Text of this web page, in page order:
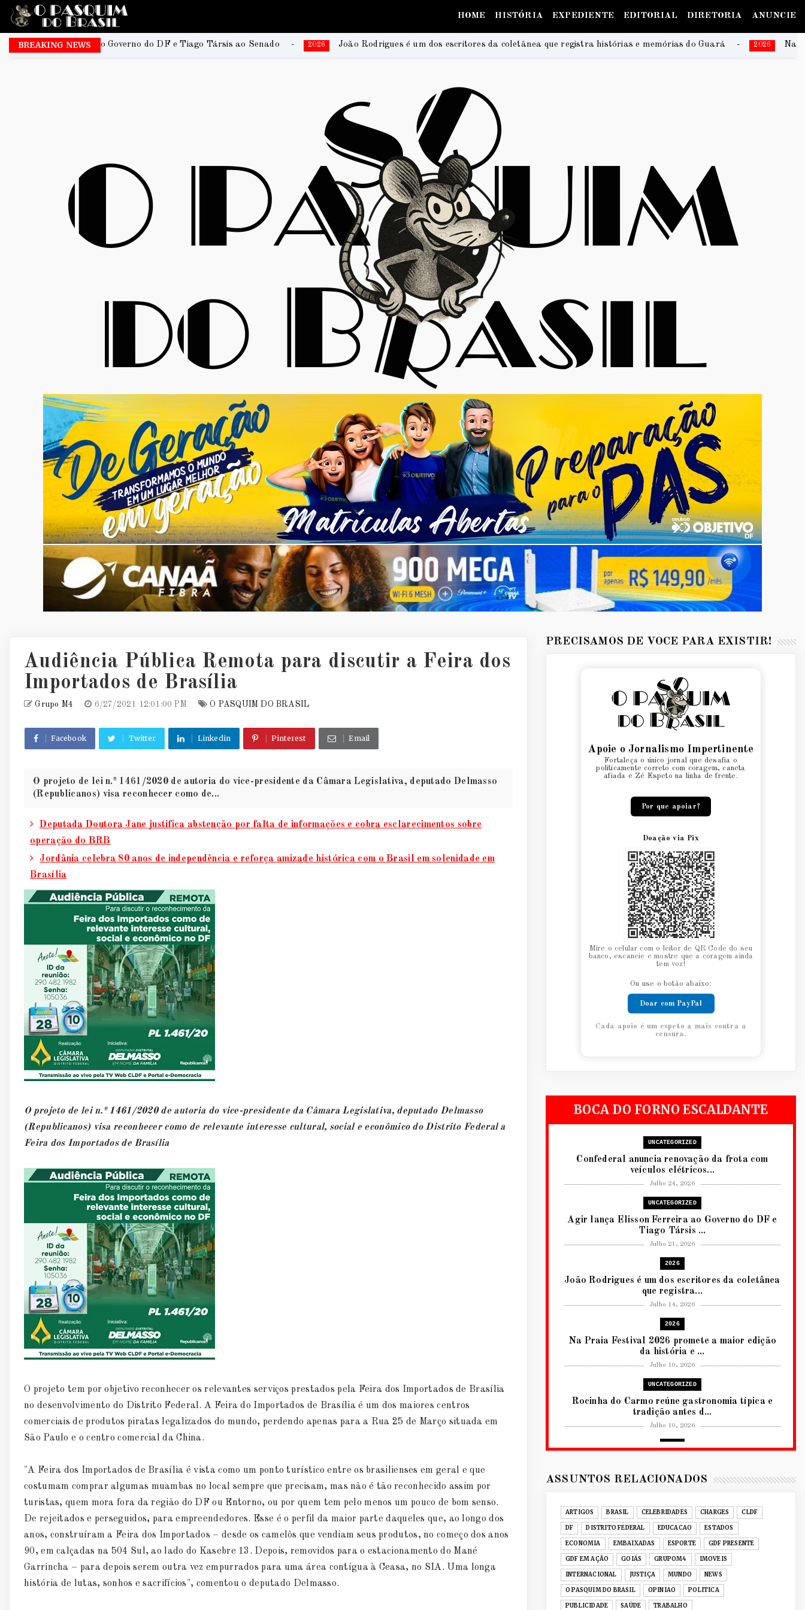
HOME HISTÓRIA EXPEDIENTE EDITORIAL DIRETORIA ANUNCIE
BREAKING NEWS
do DF e Tiago Társis ao Senado 2026 João Rodrigues é um dos escritores da coletânea que registra histórias e memórias do Guará 2026 Na Praia Festival 2026
Audiência Pública Remota para discutir a Feira dos
Importados de Brasília
Grupo M4 6/27/2021 12:01:00 PM O PASQUIM DO BRASIL
Facebook Twitter Linkedin Pinterest Email
O projeto de lei n.º 1461/2020 de autoria do vice-presidente da Câmara Legislativa, deputado Delmasso
(Republicanos) visa reconhecer como de...
Deputada Doutora Jane justifica abstenção por falta de informações e cobra esclarecimentos sobre
operação do BRB
Jordânia celebra 80 anos de independência e reforça amizade histórica com o Brasil em solenidade em
Brasília
O projeto de lei n.º 1461/2020 de autoria do vice-presidente da Câmara Legislativa, deputado Delmasso
(Republicanos) visa reconhecer como de relevante interesse cultural, social e econômico do Distrito Federal a
Feira dos Importados de Brasília
O projeto tem por objetivo reconhecer os relevantes serviços prestados pela Feira dos Importados de Brasília
no desenvolvimento do Distrito Federal. A Feira do Importados de Brasília é um dos maiores centros
comerciais de produtos piratas legalizados do mundo, perdendo apenas para a Rua 25 de Março situada em
São Paulo e o centro comercial da China.
"A Feira dos Importados de Brasília é vista como um ponto turístico entre os brasilienses em geral e que
costumam comprar algumas muambas no local sempre que precisam, mas não é tão reconhecido assim por
turistas, quem mora fora da região do DF ou Entorno, ou por quem tem pelo menos um pouco de bom senso.
De rejeitados e perseguidos, para empreendedores. Esse é o perfil da maior parte daqueles que, ao longo dos
anos, construíram a Feira dos Importados – desde os camelôs que vendiam seus produtos, no começo dos anos
90, em calçadas na 504 Sul, ao lado do Kasebre 13. Depois, removidos para o estacionamento do Mané
Garrincha – para depois serem outra vez empurrados para uma área contígua à Ceasa, no SIA. Uma longa
história de lutas, sonhos e sacrifícios", comentou o deputado Delmasso.
PRECISAMOS DE VOCÊ PARA EXISTIR!
Apoie o Jornalismo Impertinente
Fortaleça o único jornal que desafia o
politicamente correto com coragem, caneta
afiada e Zé Espeto na linha de frente.
Por que apoiar?
Doação via Pix
Mire o celular com o leitor de QR Code do seu
banco, escaneie e mostre que a coragem ainda
tem voz!
Ou use o botão abaixo:
Doar com PayPal
Cada apoio é um espeto a mais contra a
censura.
BOCA DO FORNO ESCALDANTE
UNCATEGORIZED
Confederal anuncia renovação da frota com
veículos elétricos...
Julho 24, 2026
UNCATEGORIZED
Agir lança Elisson Ferreira ao Governo do DF e
Tiago Társis ...
Julho 21, 2026
2026
João Rodrigues é um dos escritores da coletânea
que registra...
Julho 14, 2026
2026
Na Praia Festival 2026 promete a maior edição
da história e ...
Julho 10, 2026
UNCATEGORIZED
Rocinha do Carmo reúne gastronomia típica e
tradição antes d...
Julho 10, 2026
BRASÍLIA COM CULTURA, DIPLOM...
UNCATEGORIZED
Senac-DF leva oficinas gastronômicas à 33ª
Expochê com recei...
Junho 15, 2026
ACERVO DIGITAL
Acervo histórico de O Pasquim ganha novas
edições digitais e...
Junho 14, 2026
ASSUNTOS RELACIONADOS
ARTIGOS BRASIL CELEBRIDADES CHARGES CLDF
DF DISTRITO FEDERAL EDUCACAO ESTADOS
ECONOMIA EMBAIXADAS ESPORTE GDF PRESENTE
GDF EM AÇÃO GOIÁS GRUPOM4 IMOVEIS
INTERNACIONAL JUSTIÇA MUNDO NEWS
O PASQUIM DO BRASIL OPINIAO POLITICA
PUBLICIDADE SAÚDE TRABALHO